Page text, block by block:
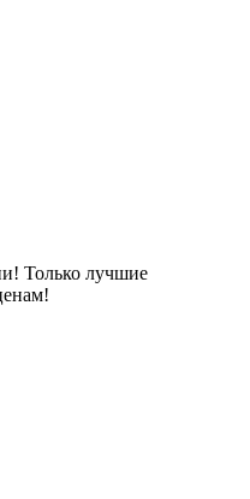
Только лучшие